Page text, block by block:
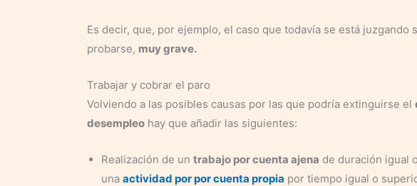
Es decir, que, por ejemplo, el caso que todavía se está juzgando
probarse, muy grave.
Trabajar y cobrar el paro
Volviendo a las posibles causas por las que podría extinguirse el
desempleo hay que añadir las siguientes:
Realización de un trabajo por cuenta ajena de duración igual
una actividad por por cuenta propia por tiempo igual o